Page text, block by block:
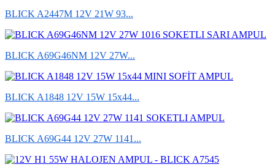
BLICK A2447M 12V 21W 93...
BLICK A69G46NM 12V 27W...
BLICK A1848 12V 15W 15x44...
BLICK A69G44 12V 27W 1141...